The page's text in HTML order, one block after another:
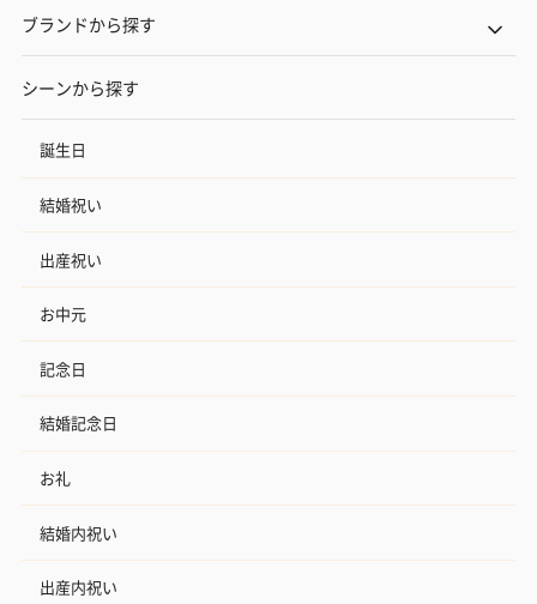
ブランドから探す
シーンから探す
誕生日
結婚祝い
出産祝い
お中元
記念日
結婚記念日
お礼
結婚内祝い
出産内祝い